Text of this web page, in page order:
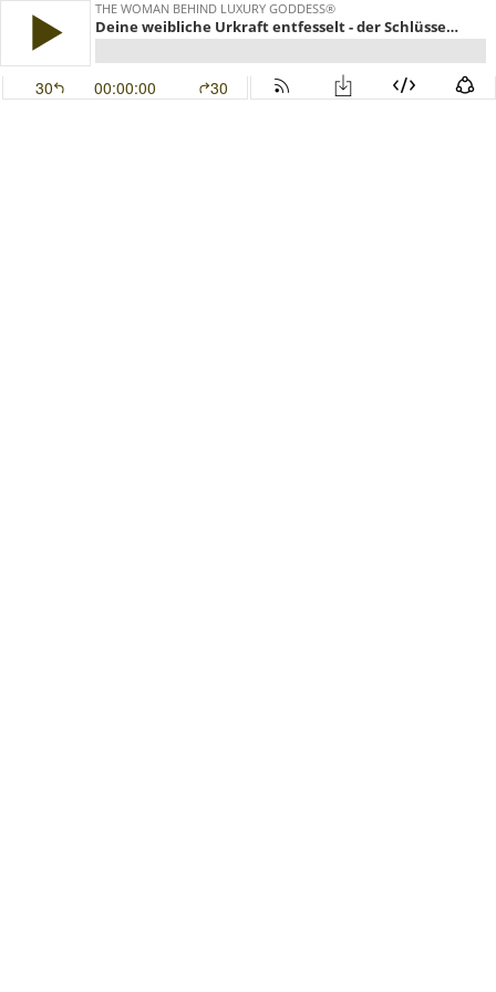
THE WOMAN BEHIND LUXURY GODDESS®
Deine weibliche Urkraft entfesselt - der Schlüssel zur Lösung all Deiner Probleme.
30 00:00:00 30